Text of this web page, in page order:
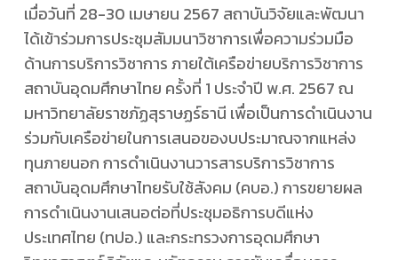
เมื่อวันที่ 28-30 เมษายน 2567 สถาบันวิจัยและพัฒนา
ได้เข้าร่วมการประชุมสัมมนาวิชาการเพื่อความร่วมมือ
ด้านการบริการวิชาการ ภายใต้เครือข่ายบริการวิชาการ
สถาบันอุดมศึกษาไทย ครั้งที่ 1 ประจำปี พ.ศ. 2567 ณ
มหาวิทยาลัยราชภัฏสุราษฏร์ธานี เพื่อเป็นการดำเนินงาน
ร่วมกับเครือข่ายในการเสนอของบประมาณจากแหล่ง
ทุนภายนอก การดำเนินงานวารสารบริการวิชาการ
สถาบันอุดมศึกษาไทยรับใช้สังคม (คบอ.) การขยายผล
การดำเนินงานเสนอต่อที่ประชุมอธิการบดีแห่ง
ประเทศไทย (ทปอ.) และกระทรวงการอุดมศึกษา